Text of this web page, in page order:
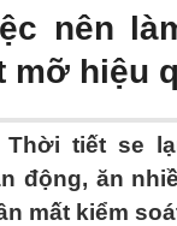
nên
mỡ hiệu
Thời tiết se
động, ăn
mất kiểm